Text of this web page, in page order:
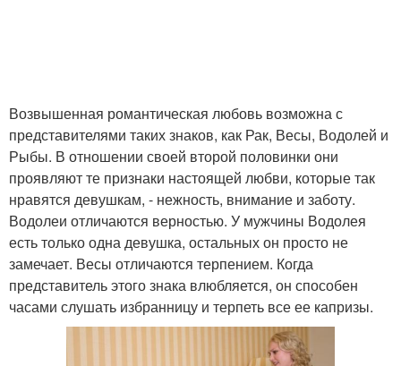
Возвышенная романтическая любовь возможна с
представителями таких знаков, как Рак, Весы, Водолей и
Рыбы. В отношении своей второй половинки они
проявляют те признаки настоящей любви, которые так
нравятся девушкам, - нежность, внимание и заботу.
Водолеи отличаются верностью. У мужчины Водолея
есть только одна девушка, остальных он просто не
замечает. Весы отличаются терпением. Когда
представитель этого знака влюбляется, он способен
часами слушать избранницу и терпеть все ее капризы.